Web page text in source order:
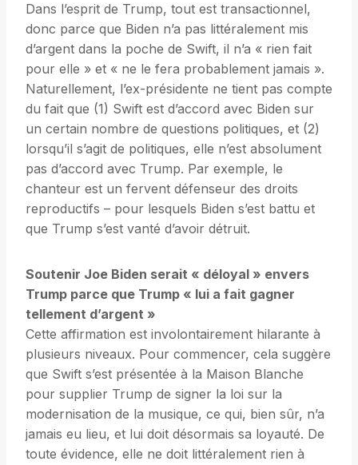
Dans l’esprit de Trump, tout est transactionnel,
donc parce que Biden n’a pas littéralement mis
d’argent dans la poche de Swift, il n’a « rien fait
pour elle » et « ne le fera probablement jamais ».
Naturellement, l’ex-présidente ne tient pas compte
du fait que (1) Swift est d’accord avec Biden sur
un certain nombre de questions politiques, et (2)
lorsqu’il s’agit de politiques, elle n’est absolument
pas d’accord avec Trump. Par exemple, le
chanteur est un fervent défenseur des droits
reproductifs – pour lesquels Biden s’est battu et
que Trump s’est vanté d’avoir détruit.
Soutenir Joe Biden serait « déloyal » envers
Trump parce que Trump « lui a fait gagner
tellement d’argent »
Cette affirmation est involontairement hilarante à
plusieurs niveaux. Pour commencer, cela suggère
que Swift s’est présentée à la Maison Blanche
pour supplier Trump de signer la loi sur la
modernisation de la musique, ce qui, bien sûr, n’a
jamais eu lieu, et lui doit désormais sa loyauté. De
toute évidence, elle ne doit littéralement rien à